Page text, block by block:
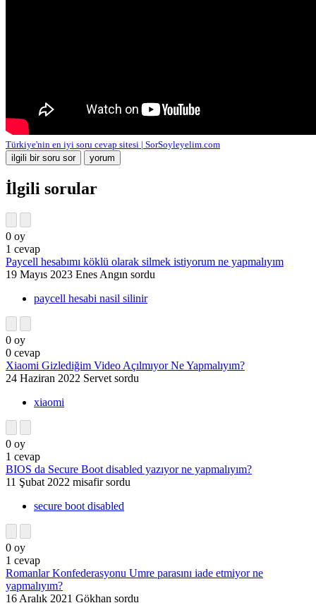
Türkiye'nin en iyi soru cevap sitesi | SorSoyleyelim.com
İlgili sorular
0 oy
1 cevap
Paycell hesabımı köklü olarak silmek istiyorum ne yapmalıyım
19 Mayıs 2023 Enes Angın sordu
paycell hesabi nasil silinir
0 oy
0 cevap
Xiaomi Gizlediğim Video Açılmıyor Ne Yapmalıyım?
24 Haziran 2022 Servet sordu
xiaomi
0 oy
1 cevap
BIOS da Secure Boot disabled yazıyor ne yapmalıyım?
11 Şubat 2022 misafir sordu
secure boot disabled
0 oy
1 cevap
Romanlar Konfederasyonu Umre parasını iade etmiyor ne
yapmalıyım?
16 Aralık 2021 Gökhan sordu